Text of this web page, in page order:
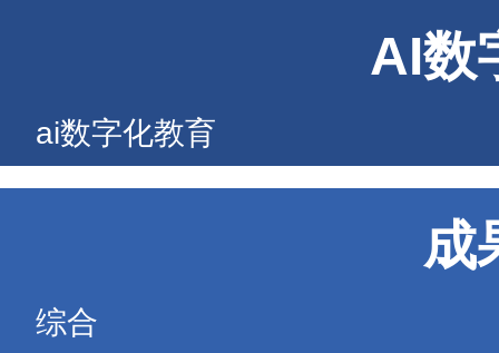
AI数
ai数字化教育
成
综合